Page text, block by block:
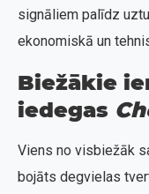
signāliem palīdz
ekonomiskā un
Biežākie
iedegas
Viens no visbiežāk
bojāts degvielas